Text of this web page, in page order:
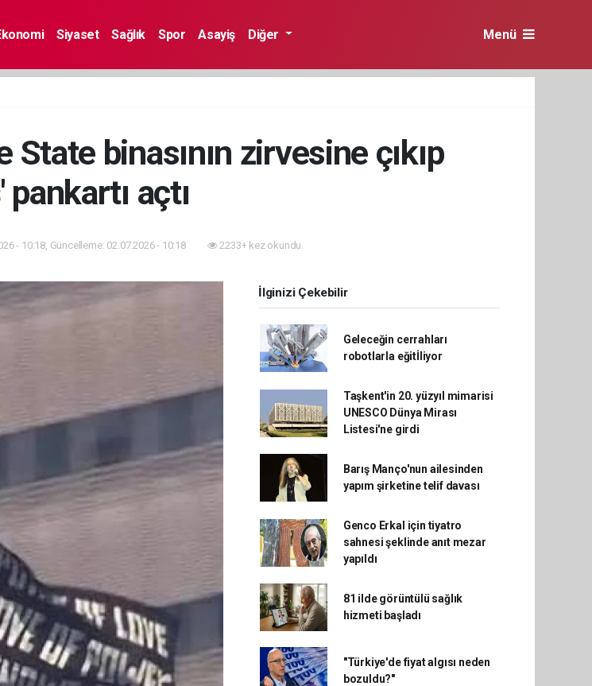
Siyaset Sağlık Spor Asayiş Diğer Menü
binasının zirvesine çıkıp
pankartı açtı
- 10:18, Güncelleme: 02.07.2026 - 10:18 2233+ kez okundu.
İlginizi Çekebilir
Geleceğin cerrahları
robotlarla eğitİliyor
Taşkent'in 20. yüzyıl mimarisi
UNESCO Dünya Mirası
Listesi'ne girdi
Barış Manço'nun ailesinden
yapım şirketine telif davası
Genco Erkal için tiyatro
sahnesi şeklinde anıt mezar
yapıldı
81 ilde görüntülü sağlık
hizmeti başladı
"Türkiye'de fiyat algısı neden
bozuldu?"